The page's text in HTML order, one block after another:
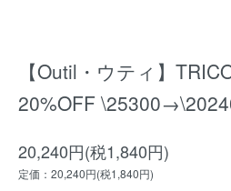
【Outil・ウティ】
20%OFF
20,240円(税1,840円)
定価：20,240円(税1,840円)